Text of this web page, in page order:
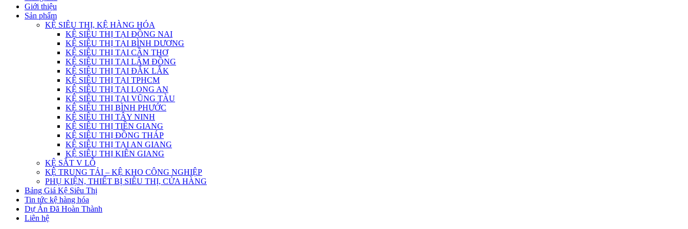
Giới thiệu
Sản phẩm
KỆ SIÊU THỊ, KỆ HÀNG HÓA
KỆ SIÊU THỊ TẠI ĐỒNG NAI
KỆ SIÊU THỊ TẠI BÌNH DƯƠNG
KỆ SIÊU THỊ TẠI CẦN THƠ
KỆ SIÊU THỊ TẠI LÂM ĐỒNG
KỆ SIÊU THỊ TẠI ĐẮK LẮK
KỆ SIÊU THỊ TẠI TPHCM
KỆ SIÊU THỊ TẠI LONG AN
KỆ SIÊU THỊ TẠI VŨNG TÀU
KỆ SIÊU THỊ BÌNH PHƯỚC
KỆ SIÊU THỊ TÂY NINH
KỆ SIÊU THỊ TIỀN GIANG
KỆ SIÊU THỊ ĐỒNG THÁP
KỆ SIÊU THỊ TẠI AN GIANG
KỆ SIÊU THỊ KIÊN GIANG
KỆ SẮT V LỖ
KỆ TRUNG TẢI – KỆ KHO CÔNG NGHIỆP
PHỤ KIỆN, THIẾT BỊ SIÊU THỊ, CỬA HÀNG
Bảng Giá Kệ Siêu Thị
Tin tức kệ hàng hóa
Dự Án Đã Hoàn Thành
Liên hệ